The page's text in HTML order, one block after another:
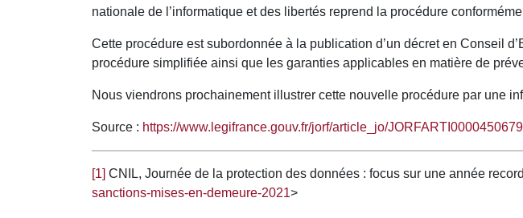
nationale de l’informatique et des libertés reprend la procédure
Cette procédure est subordonnée à la publication d’un décret en Conseil
procédure simplifiée ainsi que les garanties applicables en matière de
Nous viendrons prochainement illustrer cette nouvelle procédure par une
Source : https://www.legifrance.gouv.fr/jorf/article_jo/
[1] CNIL, Journée de la protection des données : focus sur une année
sanctions-mises-en-demeure-2021>